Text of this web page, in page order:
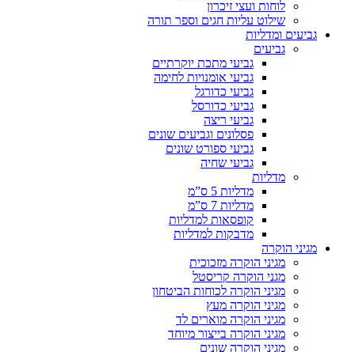
לוחות ועצי זיכרון
שילוט עליות חגים וספר תורה
גביעים ומדליות
גביעים
גביעי מתכת יוקרתיים
גביעי אומנויות לחימה
גביעי כדורגל
גביעי כדורסל
גביעי ריצה
פסלונים וגביעים שונים
גביעי ספורט שונים
גביעי שחיה
מדליות
מדליות 5 ס”מ
מדליות 7 ס”מ
קופסאות למדליות
מדבקות למדליות
מגיני הוקרה
מגיני הוקרה מזכוכית
מגני הוקרה קריסטל
מגיני הוקרה לכוחות הביטחון
מגיני הוקרה מעץ
מגיני הוקרה מוארים לד
מגיני הוקרה בייצור מיוחד
מגיני הוקרה שונים